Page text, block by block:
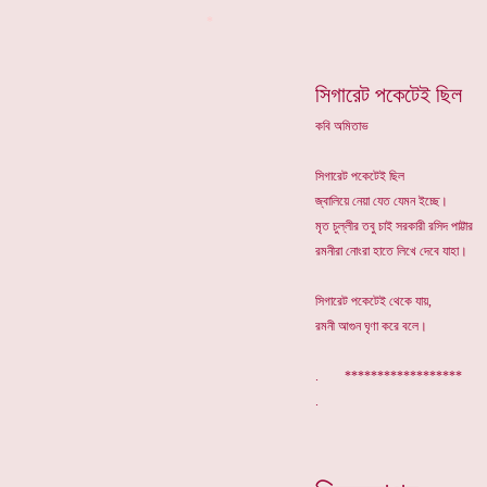
সিগারেট পকেটেই ছিল
কবি অমিতাভ
সিগারেট পকেটেই ছিল
জ্বালিয়ে নেয়া যেত যেমন ইচ্ছে।
মৃত চুল্লীর তবু চাই সরকারী রসিদ পাট্টার
রমনীরা নোংরা হাতে লিখে দেবে যাহা।
সিগারেট পকেটেই থেকে যায়,
রমনী আগুন ঘৃণা করে বলে।
. ******************